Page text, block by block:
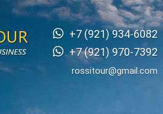
+7 (921) 934-6082
+7 (921) 970-7392
rossitour@gmail.com